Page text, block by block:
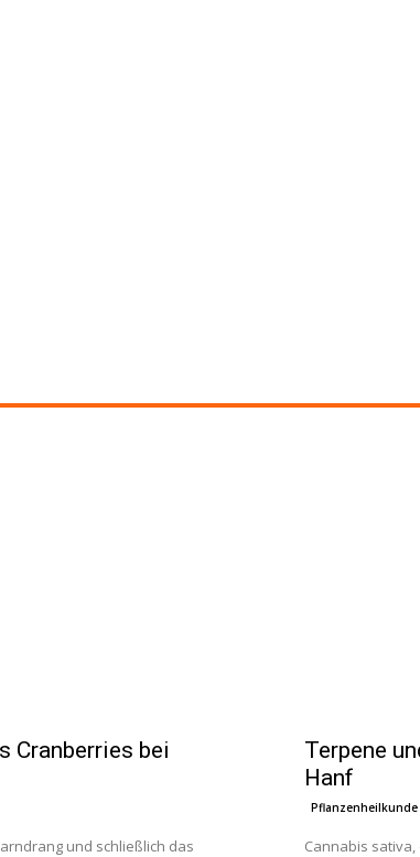
Cranberries bei
und schließlich das
Terpene
Hanf
Pflanzenheilkunde
Cannabis